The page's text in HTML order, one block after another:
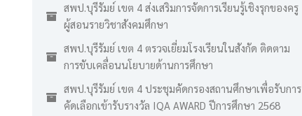
สพป.บุรีรัมย์ เขต 4 ส่งเสริมการจัดการเรียนรู้เชิงรุกของครู
ผู้สอนรายวิชาสังคมศึกษา
สพป.บุรีรัมย์ เขต 4 ตรวจเยี่ยมโรงเรียนในสังกัด ติดตาม
การขับเคลื่อนนโยบายด้านการศึกษา
สพป.บุรีรัมย์ เขต 4 ประชุมคัดกรองสถานศึกษาเพื่อรับการ
คัดเลือกเข้ารับรางวัล IQA AWARD ปีการศึกษา 2568